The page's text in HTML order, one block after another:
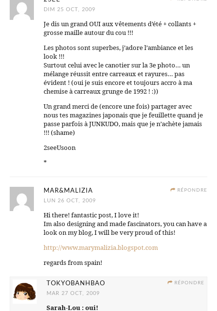
DIM 25 OCT, 2009
Je dis un grand OUI aux vêtements d’été + collants +
grosse maille autour du cou !!!
Les photos sont superbes, j’adore l’ambiance et les
look !!!
Surtout celui avec le canotier sur la 3e photo… un
mélange réussit entre carreaux et rayures… pas
évident ! (oui je suis encore et toujours accro à ma
chemise à carreaux grunge de 1992 ! :))
Un grand merci de (encore une fois) partager avec
nous tes magazines japonais que je feuillette quand je
passe parfois à JUNKUDO, mais que je n’achète jamais
!!! (shame)
2seeUsoon
*
RÉPONDRE
MAR&MALIZIA
LUN 26 OCT, 2009
Hi there! fantastic post, I love it!
Im also designing and made fascinators, you can have a
look on my blog, I will be very proud of this!
http://www.marymalizia.blogspot.com
regards from spain!
RÉPONDRE
TOKYOBANHBAO
MAR 27 OCT, 2009
Sarah-Lou : oui!